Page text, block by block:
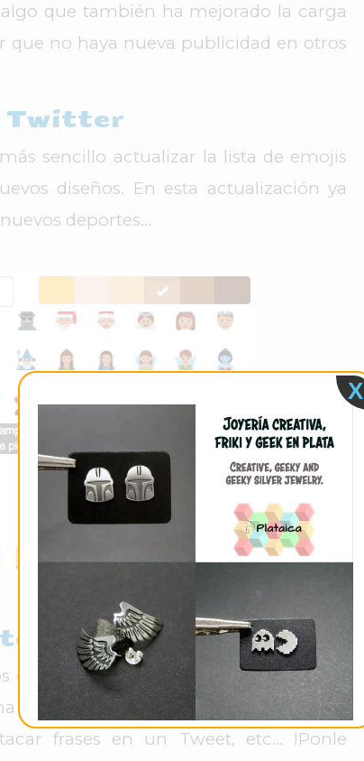
que también ha mejorado la carga
que no haya nueva publicidad en otros
Twitter
sencillo actualizar la lista de emojis
diseños. En esta actualización ya
deportes...
que ya conoces de " Símbolos Twitter
",
colección de símbolos unicode para
frases en un Tweet, etc... !Ponle
X